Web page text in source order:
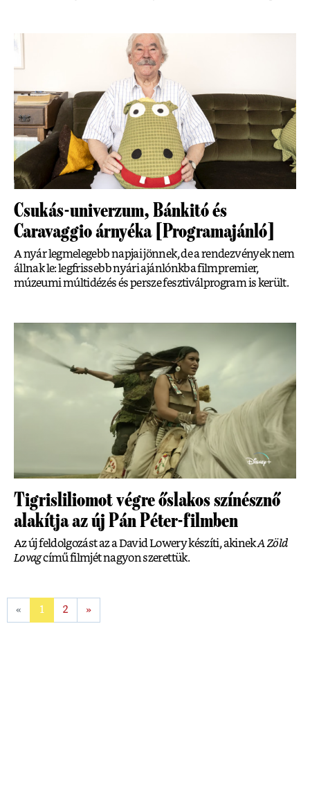
Csukás-univerzum, Bánkitó és
Caravaggio árnyéka [Programajánló]
A nyár legmelegebb napjai jönnek, de a rendezvények nem
állnak le: legfrissebb nyári ajánlónkba filmpremier,
múzeumi múltidézés és persze fesztiválprogram is került.
Tigrisliliomot végre őslakos színésznő
alakítja az új Pán Péter-filmben
Az új feldolgozást az a David Lowery készíti, akinekA Zöld
Lovagcímű filmjét nagyon szerettük.
« 1 2 »